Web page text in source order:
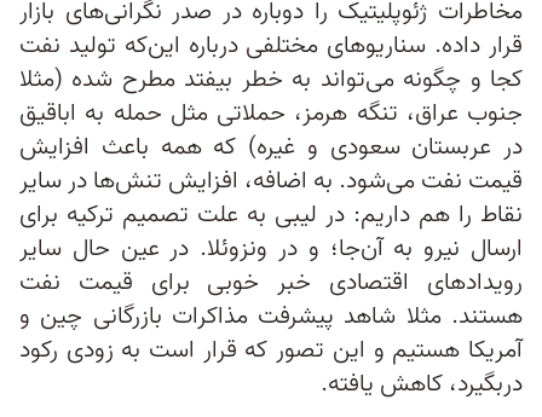
مخاطرات ژئوپلیتیک را دوباره در صدر نگرانی‌های بازار
قرار داده. سناریوهای مختلفی درباره این‌که تولید نفت
کجا و چگونه می‌تواند به خطر بیفتد مطرح شده (مثلا
جنوب عراق، تنگه هرمز، حملاتی مثل حمله به اباقیق
در عربستان سعودی و غیره) که همه باعث افزایش
قیمت نفت می‌شود. به اضافه، افزایش تنش‌ها در سایر
نقاط را هم داریم:‌ در لیبی به علت تصمیم ترکیه برای
ارسال نیرو به آن‌جا؛ و در ونزوئلا. در عین حال سایر
رویدادهای اقتصادی خبر خوبی برای قیمت نفت
هستند. مثلا شاهد پیشرفت مذاکرات بازرگانی چین و
آمریکا هستیم و این تصور که قرار است به زودی رکود
دربگیرد، کاهش یافته.